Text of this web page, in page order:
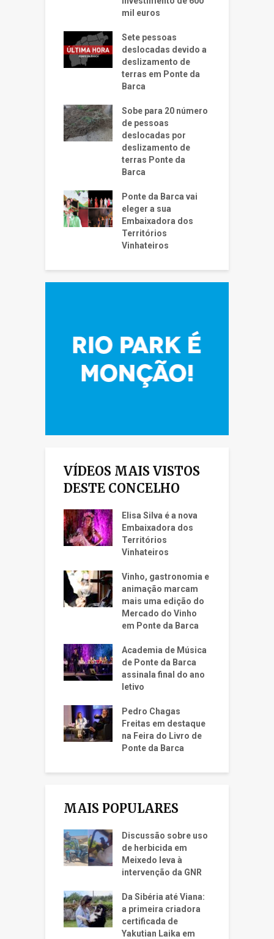
mil euros
Sete pessoas
deslocadas devido a
deslizamento de
terras em Ponte da
Barca
Sobe para 20 número
de pessoas
deslocadas por
deslizamento de
terras Ponte da
Barca
Ponte da Barca vai
eleger a sua
Embaixadora dos
Territórios
Vinhateiros
VÍDEOS MAIS VISTOS
DESTE CONCELHO
Elisa Silva é a nova
Embaixadora dos
Territórios
Vinhateiros
Vinho, gastronomia e
animação marcam
mais uma edição do
Mercado do Vinho
em Ponte da Barca
Academia de Música
de Ponte da Barca
assinala final do ano
letivo
Pedro Chagas
Freitas em destaque
na Feira do Livro de
Ponte da Barca
MAIS POPULARES
Discussão sobre uso
de herbicida em
Meixedo leva à
intervenção da GNR
Da Sibéria até Viana:
a primeira criadora
certificada de
Yakutian Laika em